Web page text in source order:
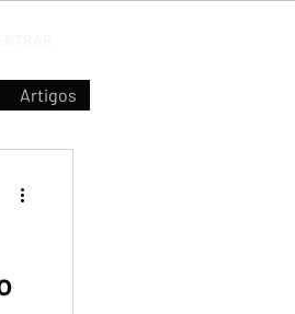
Artigos